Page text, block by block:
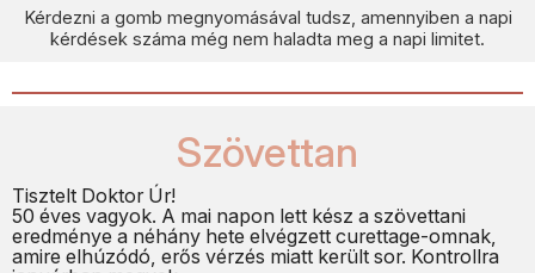
Kérdezni a gomb megnyomásával tudsz, amennyiben a napi
kérdések száma még nem haladta meg a napi limitet.
Szövettan
Tisztelt Doktor Úr!
50 éves vagyok. A mai napon lett kész a szövettani
eredménye a néhány hete elvégzett curettage-omnak,
amire elhúzódó, erős vérzés miatt került sor. Kontrollra